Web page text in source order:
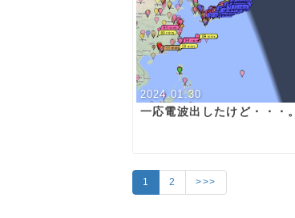
2024.01.30
一応電波出したけど・・・。
1 2 >>>